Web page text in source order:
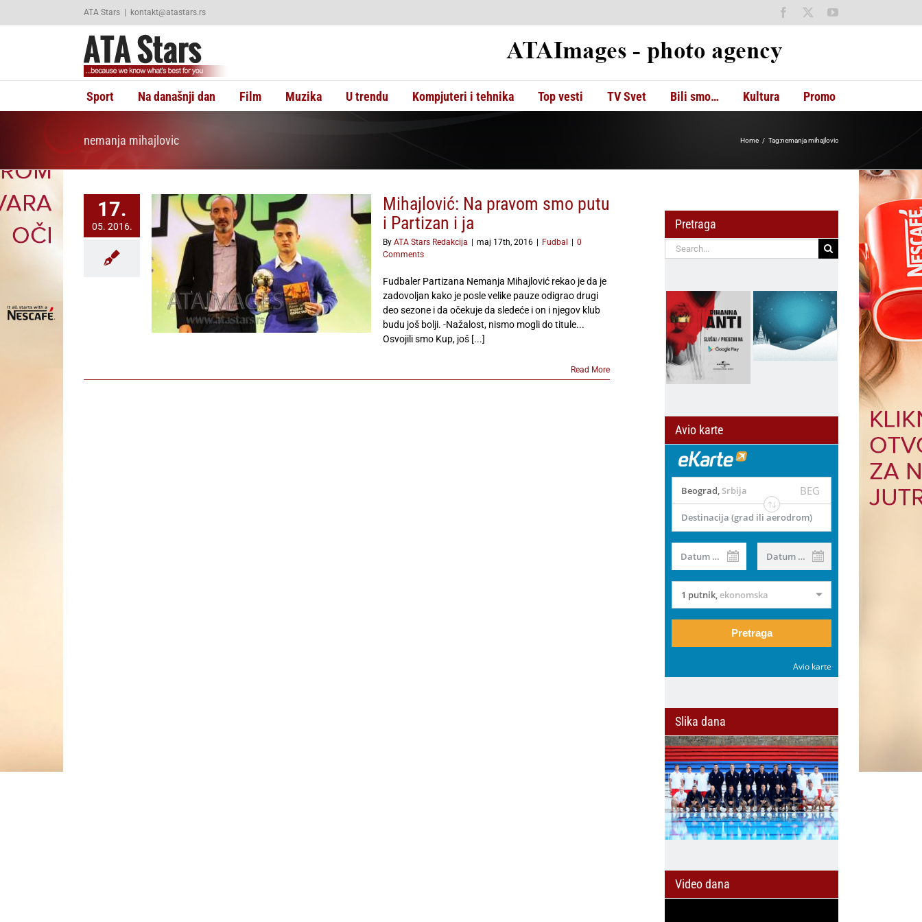
ATA Stars | kontakt@atastars.rs Facebook YouTube
Sport Na današnji dan Film Muzika U trendu Kompjuteri i tehnika Top vesti TV Svet Bili smo… Kultura Promo
nemanja mihajlovic Home Tag:nemanja mihajlovic
17.
05. 2016.
Na pravom smo putu i
Mihajlović: Na pravom smo putu
i Partizan i ja
By ATA Stars Redakcija maj 17th, 2016 Fudbal
0
Comments
Fudbaler Partizana Nemanja Mihajlović rekao je da je
zadovoljan kako je posle velike pauze odigrao drugi
deo sezone i da očekuje da sledeće i on i njegov klub
budu još bolji. -Nažalost, nismo mogli do titule...
Osvojili smo Kup, još [...]
Read More
Pretraga
Search
for:
Avio karte
Beograd, Srbija BEG
Destinacija (grad ili aerodrom)
Datum od Datum do
1 putnik,ekonomska
Pretraga
Avio karte
Slika dana
Video dana